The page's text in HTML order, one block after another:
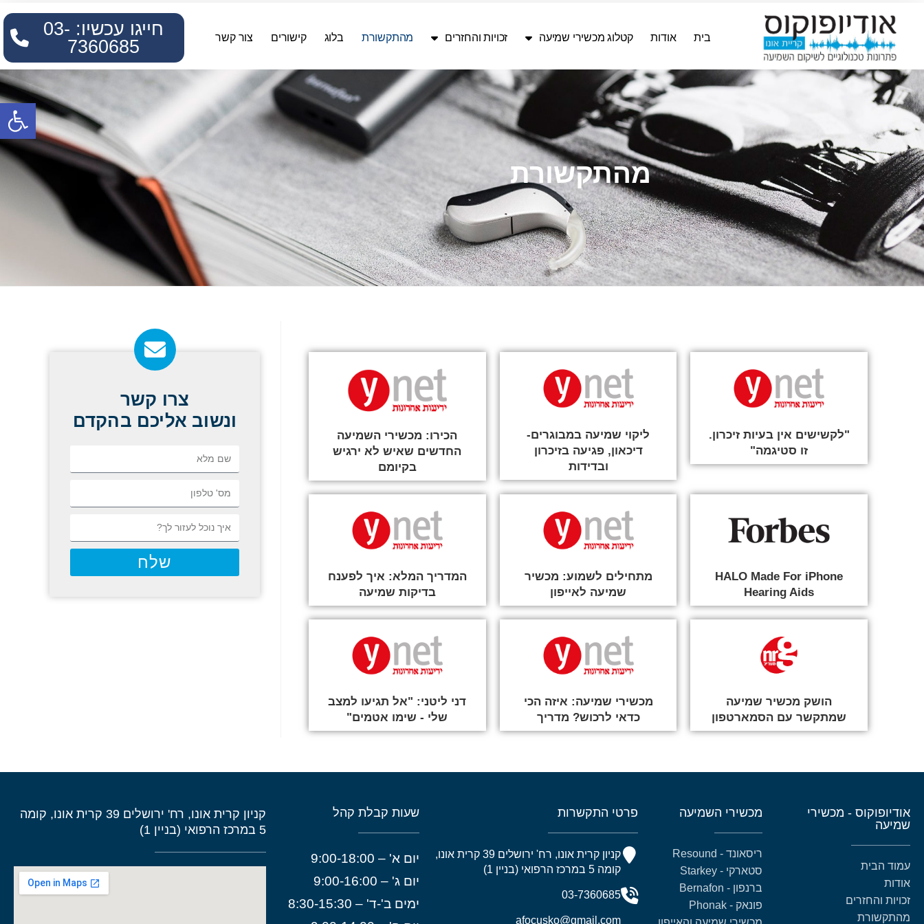
בית אודות קטלוג מכשירי שמיעה זכויות והחזרים מהתקשורת בלוג קישורים צור קשר
חייגו עכשיו: 03-
7360685
מהתקשורת
צרו קשר
ונשוב אליכם בהקדם
שלח
"לקשישים אין בעיות זיכרון.
זו סטיגמה"
ליקוי שמיעה במבוגרים-
דיכאון, פגיעה בזיכרון
ובדידות
הכירו: מכשירי השמיעה
החדשים שאיש לא ירגיש
בקיומם
HALO Made For iPhone
Hearing Aids
מתחילים לשמוע: מכשיר
שמיעה לאייפון
המדריך המלא: איך לפענח
בדיקות שמיעה
הושק מכשיר שמיעה
שמתקשר עם הסמארטפון
מכשירי שמיעה: איזה הכי
כדאי לרכוש? מדריך
דני ליטני: "אל תגיעו למצב
שלי - שימו אטמים"
אודיופוקוס - מכשירי
שמיעה
עמוד הבית
אודות
זכויות והחזרים
מהתקשורת
מכשירי השמיעה
ריסאונד - Resound
סטארקי - Starkey
ברנפון - Bernafon
פונאק - Phonak
פרטי התקשרות
קניון קרית אונו, רח' ירושלים 39 קרית אונו,
קומה 5 במרכז הרפואי (בניין 1)
03-7360685
afocusko@gmail.com
שעות קבלת קהל
יום א' – 9:00-18:00
יום ג' – 9:00-16:00
ימים ב'-ד' – 8:30-15:30
קניון קרית אונו, רח' ירושלים 39 קרית אונו, קומה
5 במרכז הרפואי (בניין 1)